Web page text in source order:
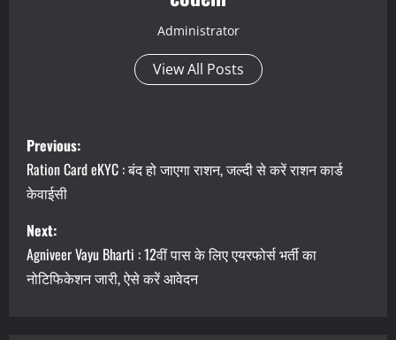
Administrator
View All Posts
P
o
s
t
n
Previous:
Ration Card eKYC : बंद हो जाएगा राशन, जल्दी से करें राशन कार्ड
केवाईसी
Next:
Agniveer Vayu Bharti : 12वीं पास के लिए एयरफोर्स भर्ती का
नोटिफिकेशन जारी, ऐसे करें आवेदन